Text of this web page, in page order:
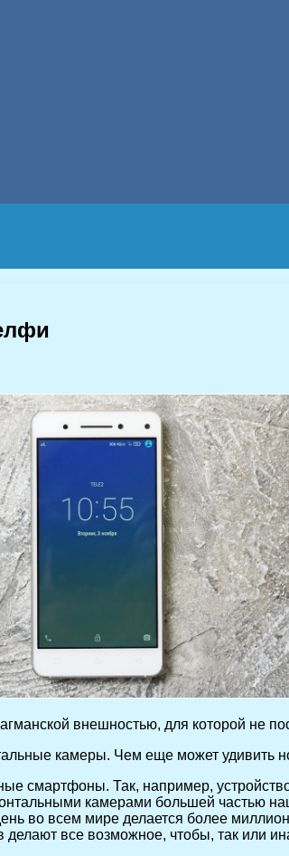
внешностью, для которой не
камеры. Чем еще может удивить
смартфоны. Так, например,
камерами большей частью
во всем мире делается более
все возможное, чтобы, так или